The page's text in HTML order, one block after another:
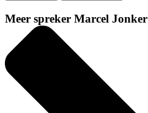
Meer spreker Marcel Jonker